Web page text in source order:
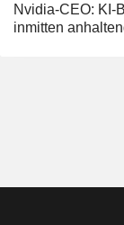
Nvidia-CEO: KI-
inmitten